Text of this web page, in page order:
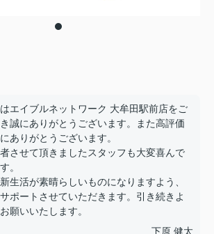
エイブルネットワーク 大牟田駅前店をご
誠にありがとうございます。また高評価
ありがとうございます。
させて頂きましたスタッフも大変喜んで
。
生活が素晴らしいものになりますよう、
ポートさせていただきます。引き続きよ
願いいたします。
下原 健太